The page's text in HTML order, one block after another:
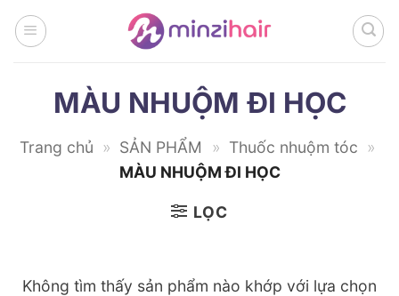
qua
MÀU NHUỘM ĐI HỌC
Trang chủ » SẢN PHẨM » Thuốc nhuộm tóc »
MÀU NHUỘM ĐI HỌC
LỌC
Không tìm thấy sản phẩm nào khớp với lựa chọn